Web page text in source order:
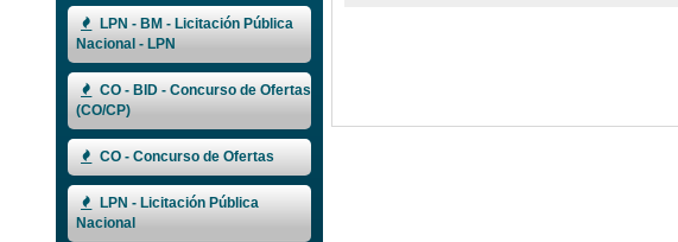
LPN - BM - Licitación Pública
Nacional - LPN
CO - BID - Concurso de Ofertas
(CO/CP)
CO - Concurso de Ofertas
LPN - Licitación Pública
Nacional